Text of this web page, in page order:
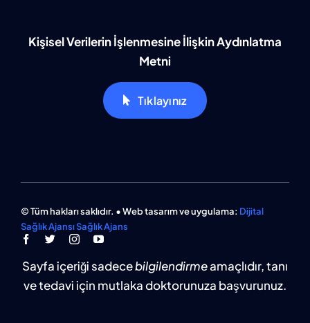
Kişisel Verilerin İşlenmesine İlişkin Aydınlatma
Metni
Tıklayınız
© Tüm hakları saklıdır. • Web tasarım ve uygulama: Dijital
Sağlık Ajansı Sağlık Ajans
Sayfa içeriği sadecebilgilendirmeamaçlıdır, tanı
ve tedavi için mutlaka doktorunuza başvurunuz.